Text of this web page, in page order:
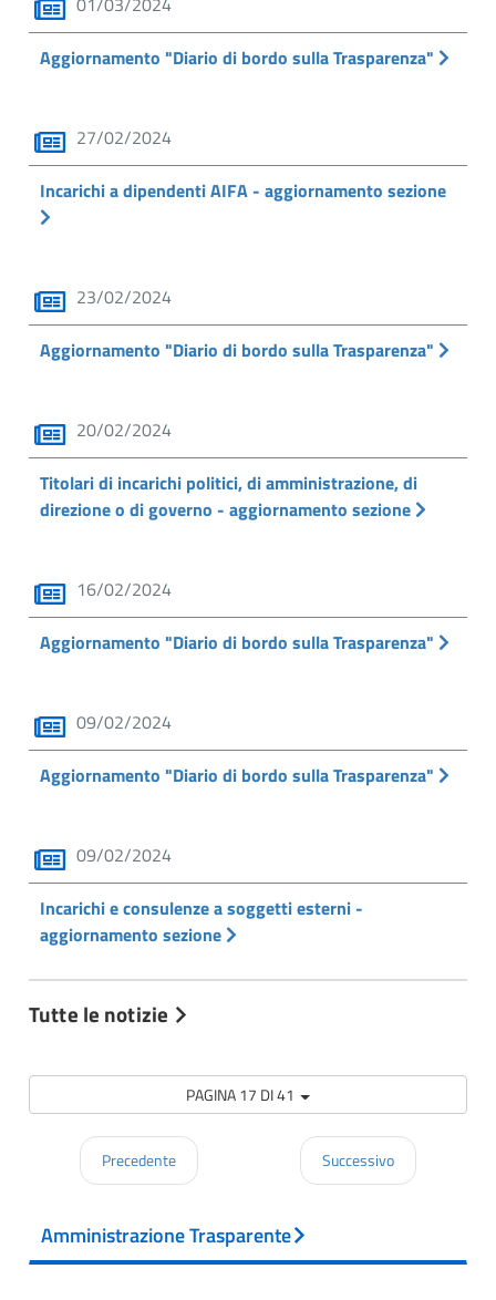
Aggiornamento "Diario di bordo sulla Trasparenza"
27/02/2024
Incarichi a dipendenti AIFA - aggiornamento sezione
23/02/2024
Aggiornamento "Diario di bordo sulla Trasparenza"
20/02/2024
Titolari di incarichi politici, di amministrazione, di
direzione o di governo - aggiornamento sezione
16/02/2024
Aggiornamento "Diario di bordo sulla Trasparenza"
09/02/2024
Aggiornamento "Diario di bordo sulla Trasparenza"
09/02/2024
Incarichi e consulenze a soggetti esterni -
aggiornamento sezione
Tutte le notizie
PAGINA 17 DI 41
Precedente Successivo
Amministrazione Trasparente